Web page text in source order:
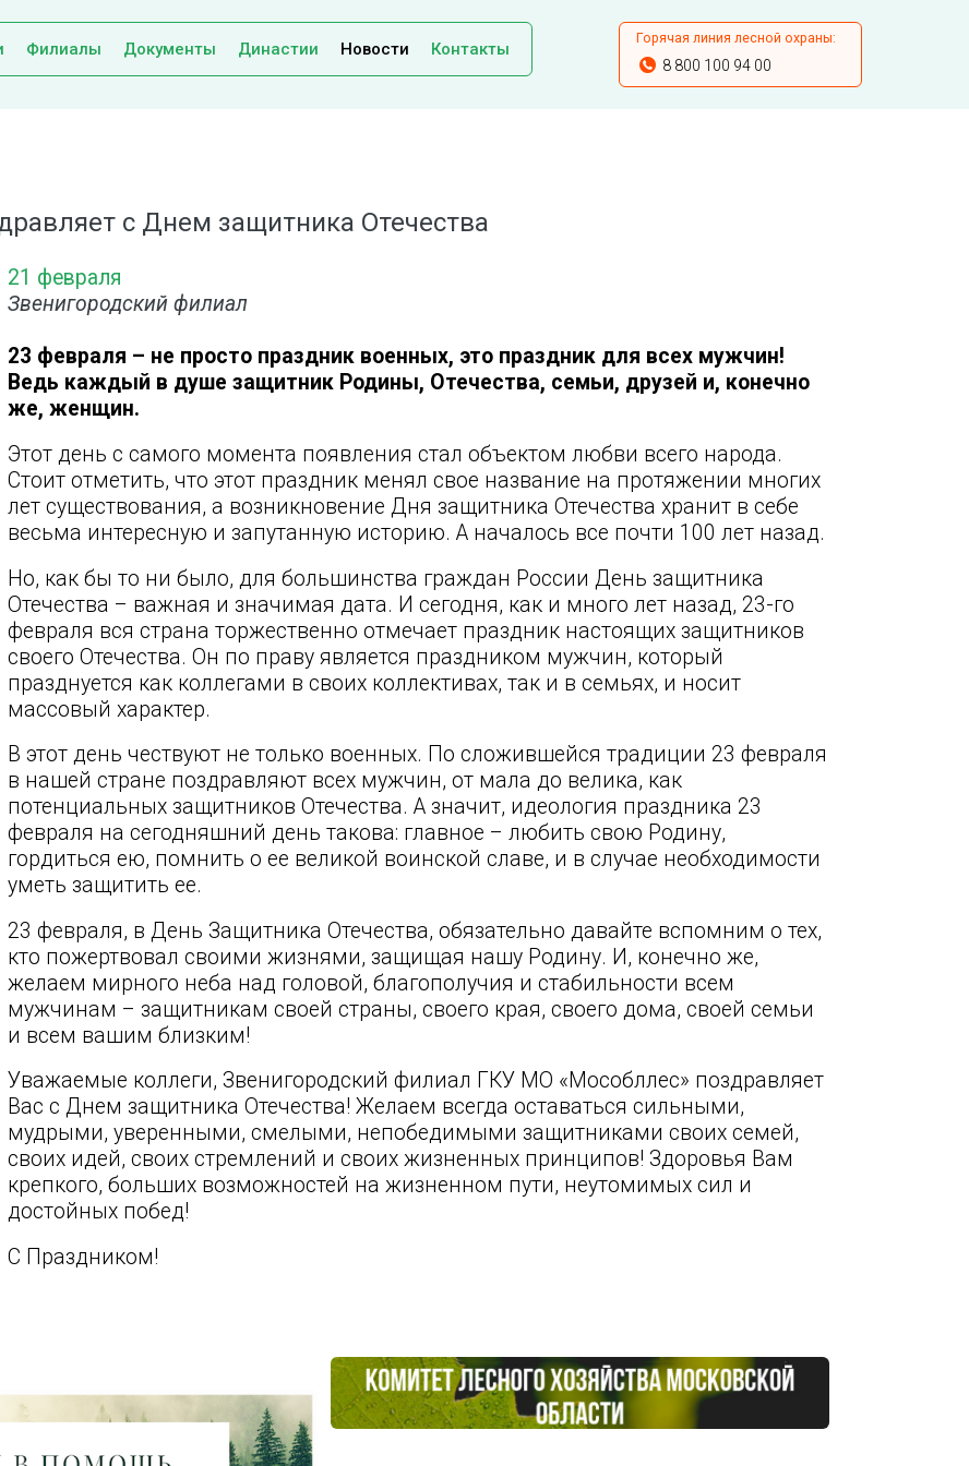
Филиалы Документы Династии Новости Контакты
Горячая линия лесной охраны:
8 800 100 94 00
с Днем защитника Отечества
21 февраля
Звенигородский филиал
23 февраля – не просто праздник военных, это праздник для всех мужчин!
Ведь каждый в душе защитник Родины, Отечества, семьи, друзей и, конечно
же, женщин.
Этот день с самого момента появления стал объектом любви всего народа.
Стоит отметить, что этот праздник менял свое название на протяжении многих
лет существования, а возникновение Дня защитника Отечества хранит в себе
весьма интересную и запутанную историю. А началось все почти 100 лет назад.
Но, как бы то ни было, для большинства граждан России День защитника
Отечества – важная и значимая дата. И сегодня, как и много лет назад, 23-го
февраля вся страна торжественно отмечает праздник настоящих защитников
своего Отечества. Он по праву является праздником мужчин, который
празднуется как коллегами в своих коллективах, так и в семьях, и носит
массовый характер.
В этот день чествуют не только военных. По сложившейся традиции 23 февраля
в нашей стране поздравляют всех мужчин, от мала до велика, как
потенциальных защитников Отечества. А значит, идеология праздника 23
февраля на сегодняшний день такова: главное – любить свою Родину,
гордиться ею, помнить о ее великой воинской славе, и в случае необходимости
уметь защитить ее.
23 февраля, в День Защитника Отечества, обязательно давайте вспомним о тех,
кто пожертвовал своими жизнями, защищая нашу Родину. И, конечно же,
желаем мирного неба над головой, благополучия и стабильности всем
мужчинам – защитникам своей страны, своего края, своего дома, своей семьи
и всем вашим близким!
Уважаемые коллеги, Звенигородский филиал ГКУ МО «Мособллес» поздравляет
Вас с Днем защитника Отечества! Желаем всегда оставаться сильными,
мудрыми, уверенными, смелыми, непобедимыми защитниками своих семей,
своих идей, своих стремлений и своих жизненных принципов! Здоровья Вам
крепкого, больших возможностей на жизненном пути, неутомимых сил и
достойных побед!
С Праздником!